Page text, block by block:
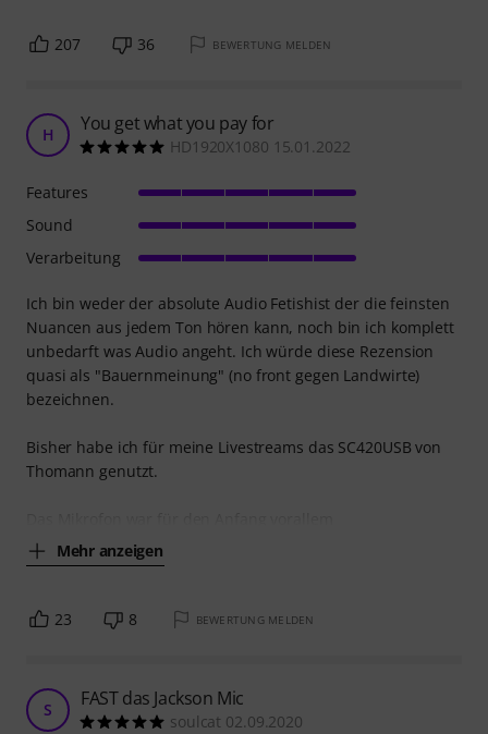
207 36 BEWERTUNG MELDEN
H You get what you pay for
HD1920X1080 15.01.2022
Ich bin weder der absolute Audio Fetishist der die feinsten
Nuancen aus jedem Ton hören kann, noch bin ich komplett
unbedarft was Audio angeht. Ich würde diese Rezension
quasi als "Bauernmeinung" (no front gegen Landwirte)
bezeichnen.
Bisher habe ich für meine Livestreams das SC420USB von
Thomann genutzt.
Mehr anzeigen
Features
Sound
Verarbeitung
23 8 BEWERTUNG MELDEN
S FAST das Jackson Mic
soulcat 02.09.2020